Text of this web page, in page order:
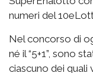
numeri del
Nel concorso di
né il “5+1”, sono
ciascuno dei quali